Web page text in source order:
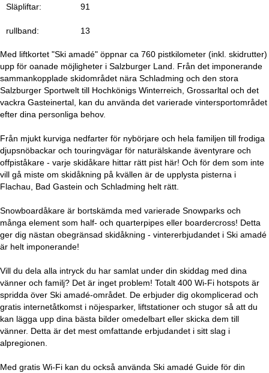
Släpliftar: 91
rullband: 13
Med liftkortet "Ski amadé" öppnar ca 760 pistkilometer (inkl. skidrutter)
upp för oanade möjligheter i Salzburger Land. Från det imponerande
sammankopplade skidområdet nära Schladming och den stora
Salzburger Sportwelt till Hochkönigs Winterreich, Grossarltal och det
vackra Gasteinertal, kan du använda det varierade vintersportområdet
efter dina personliga behov.
Från mjukt kurviga nedfarter för nybörjare och hela familjen till frodiga
djupsnöbackar och touringvägar för naturälskande äventyrare och
offpiståkare - varje skidåkare hittar rätt pist här! Och för dem som inte
vill gå miste om skidåkning på kvällen är de upplysta pisterna i
Flachau, Bad Gastein och Schladming helt rätt.
Snowboardåkare är bortskämda med varierade Snowparks och
många element som half- och quarterpipes eller boardercross! Detta
ger dig nästan obegränsad skidåkning - vintererbjudandet i Ski amadé
är helt imponerande!
Vill du dela alla intryck du har samlat under din skiddag med dina
vänner och familj? Det är inget problem! Totalt 400 Wi-Fi hotspots är
spridda över Ski amadé-området. De erbjuder dig okomplicerad och
gratis internetåtkomst i nöjesparker, liftstationer och stugor så att du
kan lägga upp dina bästa bilder omedelbart eller skicka dem till
vänner. Detta är det mest omfattande erbjudandet i sitt slag i
alpregionen.
Med gratis Wi-Fi kan du också använda Ski amadé Guide för din